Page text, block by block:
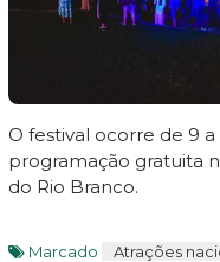
O festival ocorre de 9
programação gratuita
do Rio Branco.
Marcado Atrações